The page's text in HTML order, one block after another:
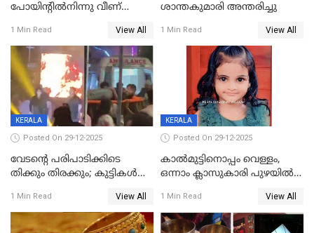
പോയിന്റിൽനിന്നു വീണ്
1 Min Read View All
ശാന്തകുമാരി അന്തരിച്ചു
1 Min Read View All
KERALA
Posted On 29-12-2025
വേടന്റെ പരിപാടിക്കിടെ
തിക്കും തിരക്കും; കുട്ടികള്‍
പരിക്ക്; പാളം മറികടന്ന
യുവാവ് ട്രെയിന്‍ തട്ടി മരിച്ചു
1 Min Read View All
KERALA
Posted On 29-12-2025
കാൽമുട്ടിനൊപ്പം വെള്ളം,
ഒന്നാം ക്ലാസുകാരി പുഴയിൽ
കുട്ടികൾക്കൊപ്പം
കളിക്കുന്നതിനിടെ
1 Min Read View All